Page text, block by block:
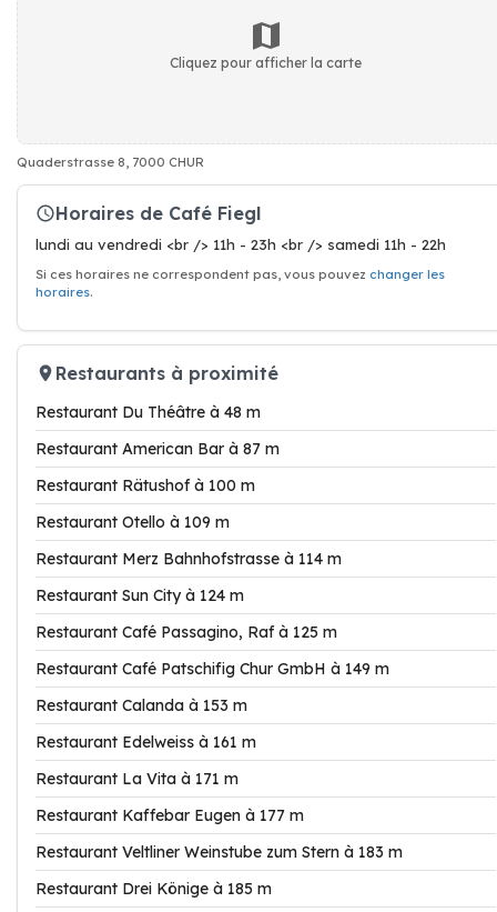
Cliquez pour afficher la carte
Quaderstrasse 8, 7000 CHUR
Horaires de Café Fiegl
lundi au vendredi <br /> 11h - 23h <br /> samedi 11h - 22h
Si ces horaires ne correspondent pas, vous pouvez changer les
horaires.
Restaurants à proximité
Restaurant Du Théâtre à 48 m
Restaurant American Bar à 87 m
Restaurant Rätushof à 100 m
Restaurant Otello à 109 m
Restaurant Merz Bahnhofstrasse à 114 m
Restaurant Sun City à 124 m
Restaurant Café Passagino, Raf à 125 m
Restaurant Café Patschifig Chur GmbH à 149 m
Restaurant Calanda à 153 m
Restaurant Edelweiss à 161 m
Restaurant La Vita à 171 m
Restaurant Kaffebar Eugen à 177 m
Restaurant Veltliner Weinstube zum Stern à 183 m
Restaurant Drei Könige à 185 m